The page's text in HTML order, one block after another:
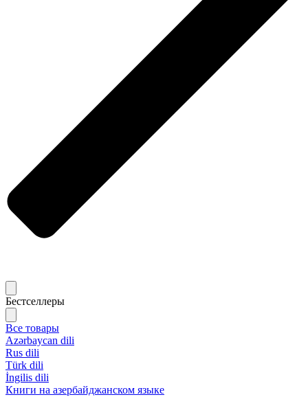
Бестселлеры
Все товары
Azərbaycan dili
Rus dili
Türk dili
İngilis dili
Книги на азербайджанском языке